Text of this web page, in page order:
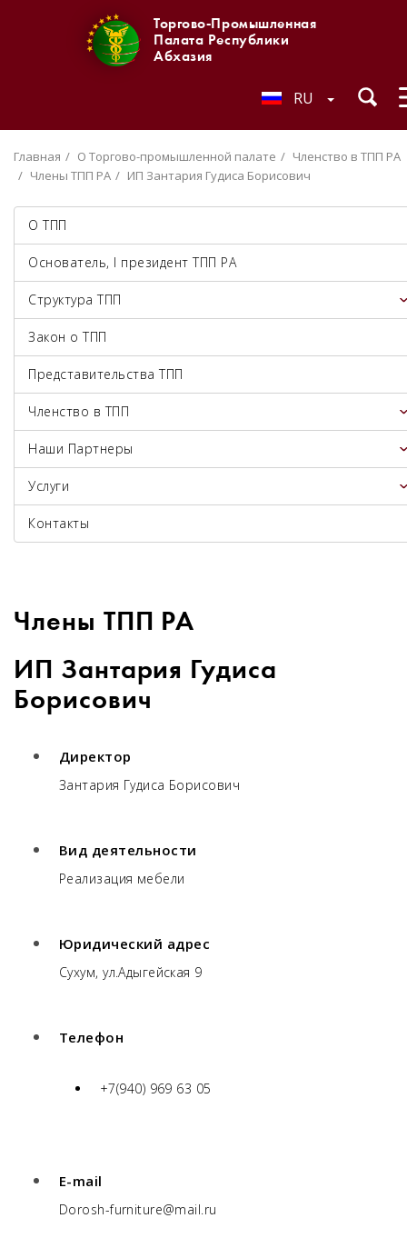
Торгово-Промышленная
Палата Республики
Абхазия
RU
Главная О Торгово-промышленной палате
Членство в ТПП РА
Члены ТПП РА
ИП Зантария Гудиса Борисович
О ТПП
Основатель, I президент ТПП РА
Структура ТПП
Закон о ТПП
Представительства ТПП
Членство в ТПП
Наши Партнеры
Услуги
Контакты
Члены ТПП РА
ИП Зантария Гудиса
Борисович
Директор
Зантария Гудиса Борисович
Вид деятельности
Реализация мебели
Юридический адрес
Сухум, ул.Адыгейская 9
Телефон
+7(940) 969 63 05
E-mail
Dorosh-furniture@mail.ru